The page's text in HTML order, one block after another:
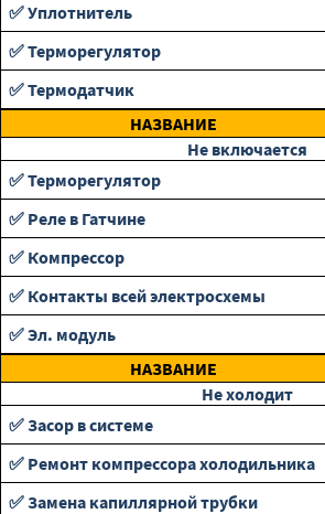
✅ Уплотнитель
✅ Терморегулятор
✅ Термодатчик
НАЗВАНИЕ
Не включается
✅ Терморегулятор
✅ Реле в Гатчине
✅ Компрессор
✅ Контакты всей электросхемы
✅ Эл. модуль
НАЗВАНИЕ
Не холодит
✅ Засор в системе
✅ Ремонт компрессора холодильника
✅ Замена капиллярной трубки